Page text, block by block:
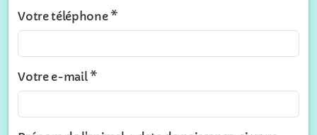
Votre téléphone *
Votre e-mail *